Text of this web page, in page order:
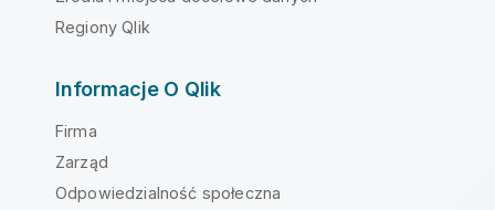
Regiony Qlik
Informacje O Qlik
Firma
Zarząd
Odpowiedzialność społeczna